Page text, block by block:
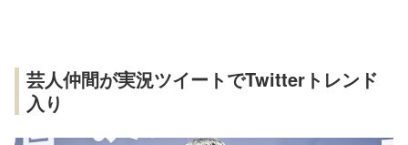
芸人仲間が実況ツイートでTwitterトレンド
入り